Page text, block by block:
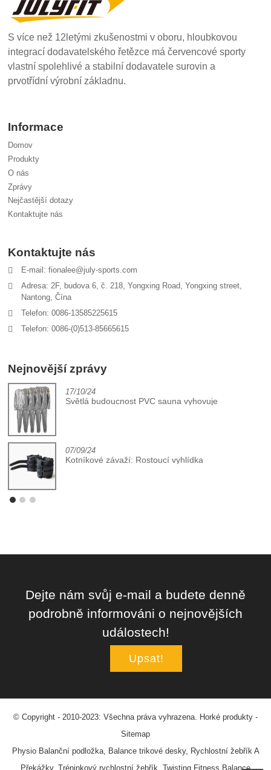
S více než 12letými zkušenostmi v oboru, hloubkovou
integrací dodavatelského řetězce má červencové sporty
vlastní spolehlivé a stabilní dodavatele surovin a
prvotřídní výrobní základnu.
Informace
Domov
Produkty
O nás
Zprávy
Nejčastější dotazy
Kontaktujte nás
Kontaktujte nás
E-mail: fionalee@july-sports.com
Adresa: 2F, budova 6, č. 218, Yongxing Road, Yongxing street,
Nantong, Čína
Telefon: 0086-13585225615
Telefon: 0086-(0)513-85665615
Nejnovější zprávy
17/10/24
Světlá budoucnost PVC sauna vyhovuje
07/09/24
Kotníkové závaží: Rostoucí vyhlídka
Dejte nám svůj e-mail a budete denně
podrobně informováni o nejnovějších
událostech!
Upsat!
© Copyright - 2010-2023: Všechna práva vyhrazena. Horké produkty -
Sitemap
Physio Balanční podložka, Balance trikové desky, Rychlostní žebřík A
Překážky, Tréninkový rychlostní žebřík Twisting Fitness Balance